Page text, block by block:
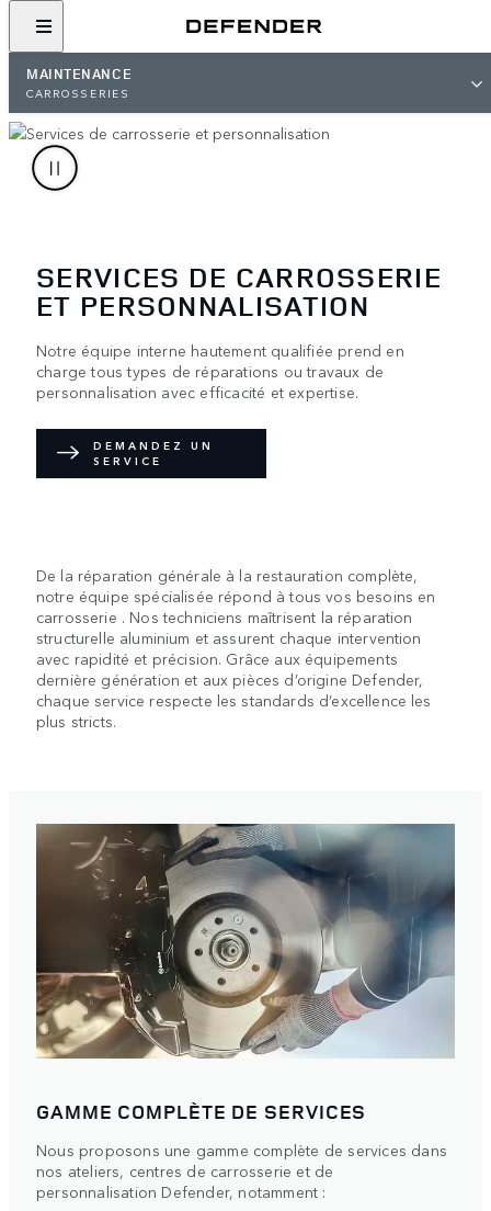
MAINTENANCE
CARROSSERIES
SERVICES DE CARROSSERIE
ET PERSONNALISATION
Notre équipe interne hautement qualifiée prend en
charge tous types de réparations ou travaux de
personnalisation avec efficacité et expertise.
DEMANDEZ UN
SERVICE
De la réparation générale à la restauration complète,
notre équipe spécialisée répond à tous vos besoins en
carrosserie . Nos techniciens maîtrisent la réparation
structurelle aluminium et assurent chaque intervention
avec rapidité et précision. Grâce aux équipements
dernière génération et aux pièces d’origine Defender,
chaque service respecte les standards d’excellence les
plus stricts.
GAMME COMPLÈTE DE SERVICES
Nous proposons une gamme complète de services dans
nos ateliers, centres de carrosserie et de
personnalisation Defender, notamment :